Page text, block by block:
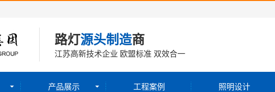
路灯源头制造商
江苏高新技术企业 欧盟标准 双效合一
产品展示 工程案例 照明设计